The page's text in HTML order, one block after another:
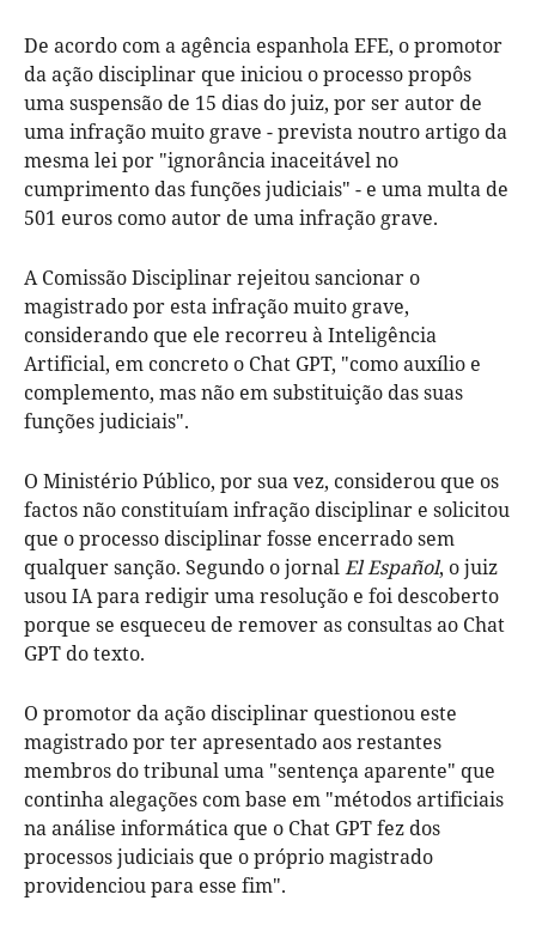
De acordo com a agência espanhola EFE, o promotor
da ação disciplinar que iniciou o processo propôs
uma suspensão de 15 dias do juiz, por ser autor de
uma infração muito grave - prevista noutro artigo da
mesma lei por "ignorância inaceitável no
cumprimento das funções judiciais" - e uma multa de
501 euros como autor de uma infração grave.
A Comissão Disciplinar rejeitou sancionar o
magistrado por esta infração muito grave,
considerando que ele recorreu à Inteligência
Artificial, em concreto o Chat GPT, "como auxílio e
complemento, mas não em substituição das suas
funções judiciais".
O Ministério Público, por sua vez, considerou que os
factos não constituíam infração disciplinar e solicitou
que o processo disciplinar fosse encerrado sem
qualquer sanção. Segundo o jornalEl Español, o juiz
usou IA para redigir uma resolução e foi descoberto
porque se esqueceu de remover as consultas ao Chat
GPT do texto.
O promotor da ação disciplinar questionou este
magistrado por ter apresentado aos restantes
membros do tribunal uma "sentença aparente" que
continha alegações com base em "métodos artificiais
na análise informática que o Chat GPT fez dos
processos judiciais que o próprio magistrado
providenciou para esse fim".